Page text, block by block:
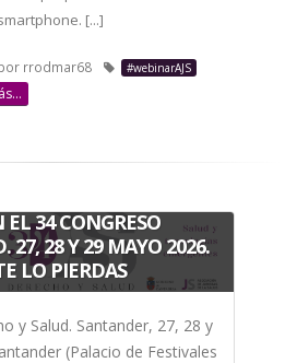
[...]
rrodmar68 #webinarAJS
EL 34 CONGRESO
27, 28 Y 29 MAYO 2026.
LO PIERDAS
y Salud. Santander, 27, 28 y
(Palacio de Festivales